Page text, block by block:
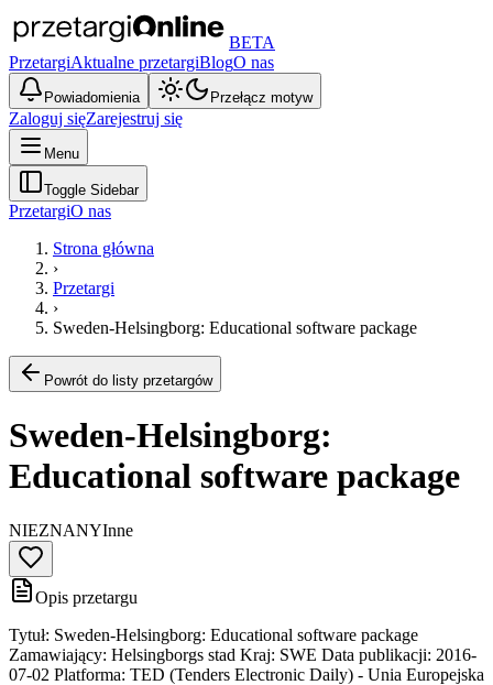
BETA
PrzetargiAktualne przetargiBlogO nas
Powiadomienia Przełącz motyw
Zaloguj sięZarejestruj się
Menu
Toggle Sidebar
PrzetargiO nas
Strona główna
›
Przetargi
›
Sweden-Helsingborg: Educational software package
Powrót do listy przetargów
Sweden-Helsingborg:
Educational software package
NIEZNANYInne
Opis przetargu
Tytuł: Sweden-Helsingborg: Educational software package
Zamawiający: Helsingborgs stad Kraj: SWE Data publikacji: 2016-
07-02 Platforma: TED (Tenders Electronic Daily) - Unia Europejska